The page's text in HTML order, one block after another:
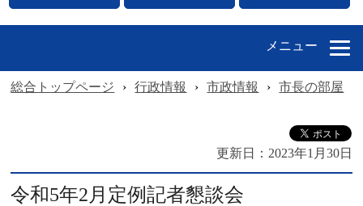
メニュー
総合トップページ › 行政情報 › 市政情報 › 市長の部屋
更新日： 2023年1月30日
令和5年2月定例記者懇談会